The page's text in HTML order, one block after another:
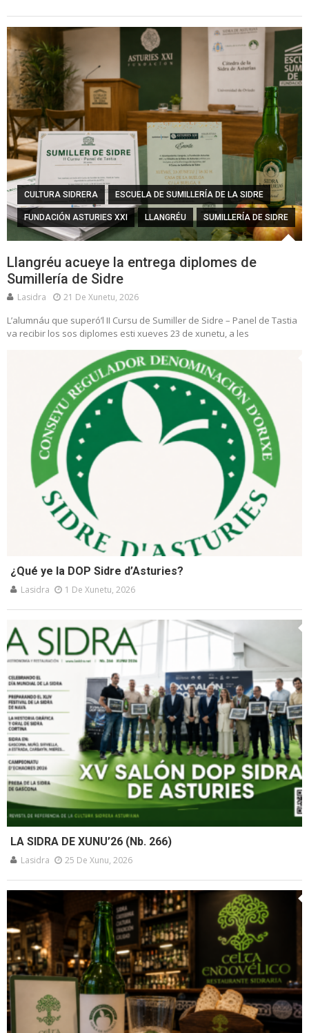
CULTURA SIDRERA ESCUELA DE SUMILLERÍA DE LA SIDRE
FUNDACIÓN ASTURIES XXI LLANGRÉU SUMILLERÍA DE SIDRE
Llangréu acueye la entrega diplomes de
Sumillería de Sidre
Lasidra 21 De Xunetu, 2026
L’alumnáu que superó’l II Cursu de Sumiller de Sidre – Panel de Tastia
va recibir los sos diplomes esti xueves 23 de xunetu, a les
¿Qué ye la DOP Sidre d’Asturies?
Lasidra 1 De Xunetu, 2026
LA SIDRA DE XUNU’26 (Nb. 266)
Lasidra 25 De Xunu, 2026